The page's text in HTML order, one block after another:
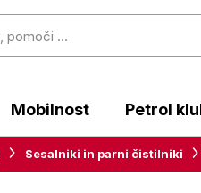
Mobilnost Petrol
Sesalniki in parni čistilniki